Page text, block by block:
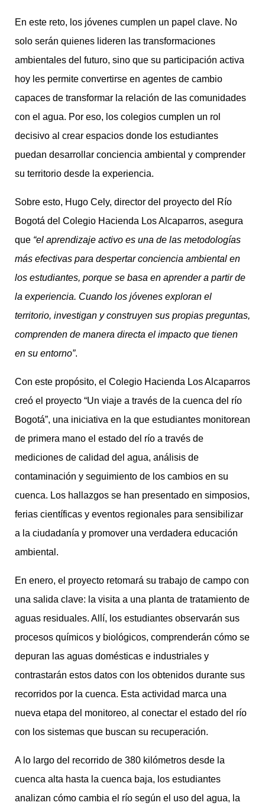
En este reto, los jóvenes cumplen un papel clave. No
solo serán quienes lideren las transformaciones
ambientales del futuro, sino que su participación activa
hoy les permite convertirse en agentes de cambio
capaces de transformar la relación de las comunidades
con el agua. Por eso, los colegios cumplen un rol
decisivo al crear espacios donde los estudiantes
puedan desarrollar conciencia ambiental y comprender
su territorio desde la experiencia.
Sobre esto, Hugo Cely, director del proyecto del Río
Bogotá del Colegio Hacienda Los Alcaparros, asegura
que “el aprendizaje activo es una de las metodologías
más efectivas para despertar conciencia ambiental en
los estudiantes, porque se basa en aprender a partir de
la experiencia. Cuando los jóvenes exploran el
territorio, investigan y construyen sus propias preguntas,
comprenden de manera directa el impacto que tienen
en su entorno”.
Con este propósito, el Colegio Hacienda Los Alcaparros
creó el proyecto “Un viaje a través de la cuenca del río
Bogotá”, una iniciativa en la que estudiantes monitorean
de primera mano el estado del río a través de
mediciones de calidad del agua, análisis de
contaminación y seguimiento de los cambios en su
cuenca. Los hallazgos se han presentado en simposios,
ferias científicas y eventos regionales para sensibilizar
a la ciudadanía y promover una verdadera educación
ambiental.
En enero, el proyecto retomará su trabajo de campo con
una salida clave: la visita a una planta de tratamiento de
aguas residuales. Allí, los estudiantes observarán sus
procesos químicos y biológicos, comprenderán cómo se
depuran las aguas domésticas e industriales y
contrastarán estos datos con los obtenidos durante sus
recorridos por la cuenca. Esta actividad marca una
nueva etapa del monitoreo, al conectar el estado del río
con los sistemas que buscan su recuperación.
A lo largo del recorrido de 380 kilómetros desde la
cuenca alta hasta la cuenca baja, los estudiantes
analizan cómo cambia el río según el uso del agua, la